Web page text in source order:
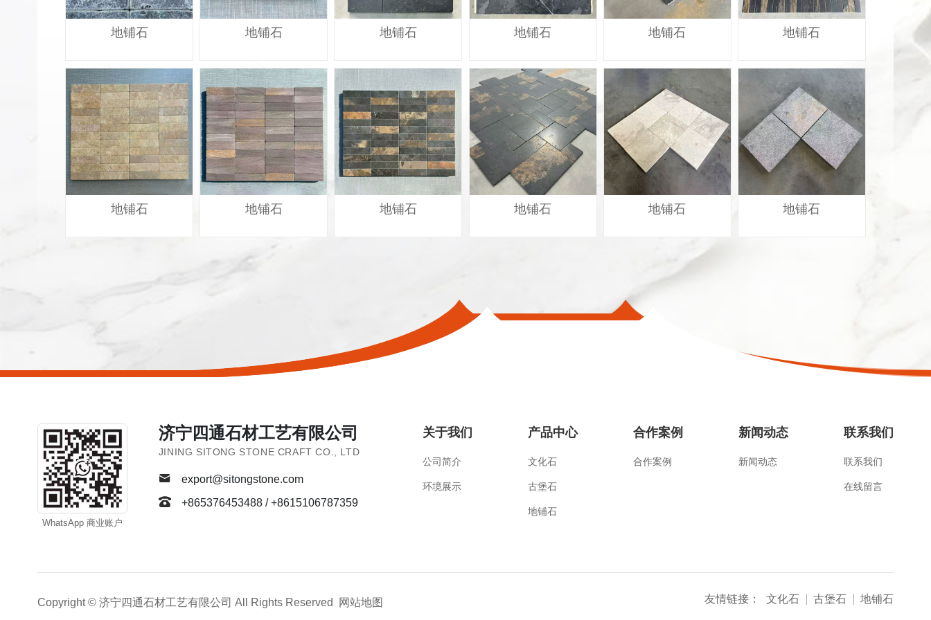
地铺石 地铺石 地铺石 地铺石 地铺石 地铺石
地铺石 地铺石 地铺石 地铺石 地铺石 地铺石
WhatsApp 商业账户
济宁四通石材工艺有限公司
JINING SITONG STONE CRAFT CO., LTD
export@sitongstone.com
+865376453488 / +8615106787359
关于我们
公司简介
环境展示
产品中心
文化石
古堡石
地铺石
合作案例
合作案例
新闻动态
新闻动态
联系我们
联系我们
在线留言
Copyright © 济宁四通石材工艺有限公司 All Rights Reserved 网站地图 友情链接： 文化石 古堡石 地铺石